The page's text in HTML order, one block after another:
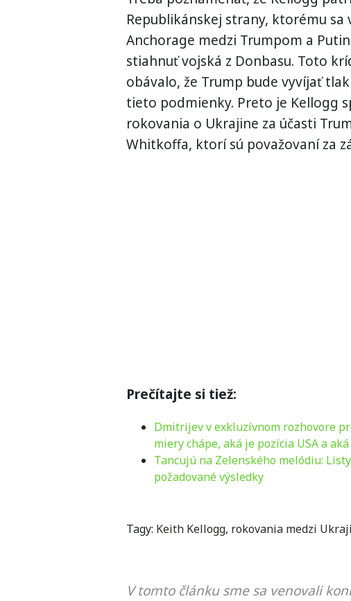
Republikánskej strany, ktorému
Anchorage medzi Trumpom a
stiahnuť vojská z Donbasu. Toto
obávalo, že Trump bude vyvíjať
tieto podmienky. Preto je Kellogg
rokovania o Ukrajine za účasti
Whitkoffa, ktorí sú považovaní za
Prečítajte si tiež:
Dmitrijev v exkluzívnom rozhovore
miery chápe, aká je pozícia USA a
Tancujú na Zelenského melódiu:
požadované výsledky
Tagy: Keith Kellogg, rokovania medzi
V tomto článku sme sa venovali